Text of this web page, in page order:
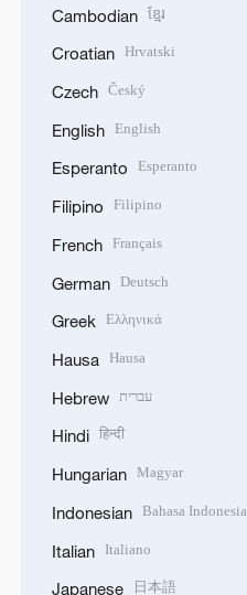
Cambodian ខ្មែរ
Croatian Hrvatski
Czech Český
English English
Esperanto Esperanto
Filipino Filipino
French Français
German Deutsch
Greek Ελληνικά
Hausa Hausa
Hebrew עברית
Hindi हिन्दी
Hungarian Magyar
Indonesian Bahasa Indonesia
Italian Italiano
Japanese 日本語